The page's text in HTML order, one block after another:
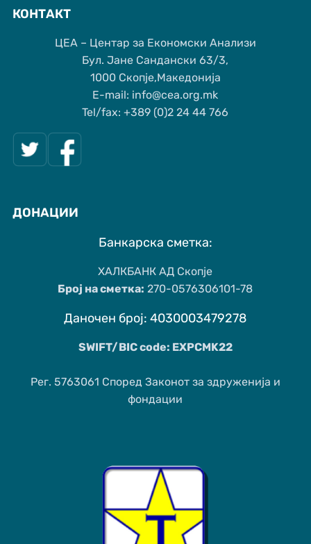
КОНТАКТ
ЦЕА – Центар за Економски Анализи
Бул. Јане Сандански 63/3,
1000 Скопје,Македонија
Е-mail: info@cea.org.mk
Tel/fax: +389 (0)2 24 44 766
ДОНАЦИИ
Банкарска сметка:
ХАЛКБАНК АД Скопје
Број на сметка: 270-0576306101-78
Даночен број: 4030003479278
SWIFT/BIC code: EXPCMK22
Рег. 5763061 Според Законот за здруженија и
фондации